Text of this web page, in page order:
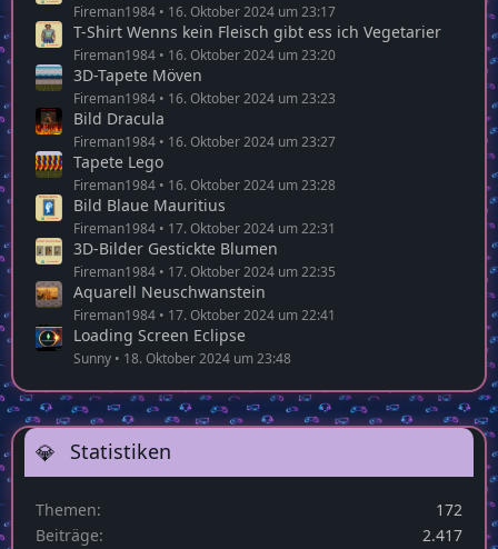
Fireman1984 16. Oktober 2024 um 23:17
T-Shirt Wenns kein Fleisch gibt ess ich Vegetarier
Fireman1984 16. Oktober 2024 um 23:20
3D-Tapete Möven
Fireman1984 16. Oktober 2024 um 23:23
Bild Dracula
Fireman1984 16. Oktober 2024 um 23:27
Tapete Lego
Fireman1984 16. Oktober 2024 um 23:28
Bild Blaue Mauritius
Fireman1984 17. Oktober 2024 um 22:31
3D-Bilder Gestickte Blumen
Fireman1984 17. Oktober 2024 um 22:35
Aquarell Neuschwanstein
Fireman1984 17. Oktober 2024 um 22:41
Loading Screen Eclipse
Sunny 18. Oktober 2024 um 23:48
Statistiken
Themen
172
Beiträge
2.417